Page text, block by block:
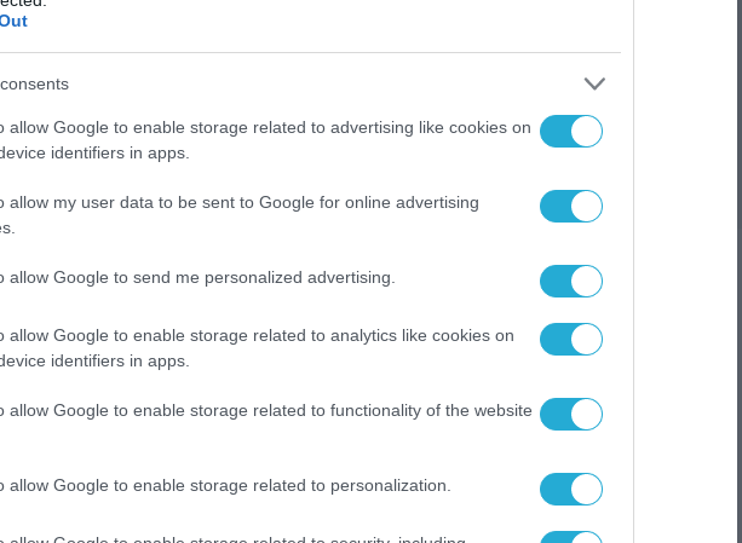
allow Google to enable storage related to advertising like cookies on
identifiers in apps.
allow my user data to be sent to Google for online advertising
allow Google to send me personalized advertising.
allow Google to enable storage related to analytics like cookies on
identifiers in apps.
allow Google to enable storage related to functionality of the website
allow Google to enable storage related to personalization.
ARE REQUESTED TO ESTABLISH
PIRAEUS JRCC BEFORE ENTERING THE
AREA SITUATED WI ATHINAI FIR WHICH
SFC – 3000FT AMSL, 03 FEB 19:44
αντέδρασε και απάντησε, με τον γνωστό
αντι-NOTAM με την οποία αμφισβητεί
χαρακτήρισε ως τμήμα τουρκικών
και άρα είναι ευθύνη και δικαιοδοσία
να εκτελέσουν την όποια
και διάσωσης.